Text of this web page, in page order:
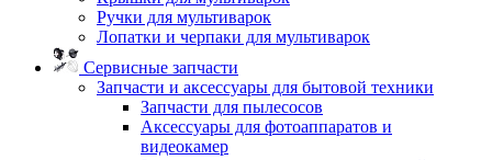
Ручки для мультиварок
Лопатки и черпаки для мультиварок
Сервисные запчасти
Запчасти и аксессуары для бытовой техники
Запчасти для пылесосов
Аксессуары для фотоаппаратов и
видеокамер